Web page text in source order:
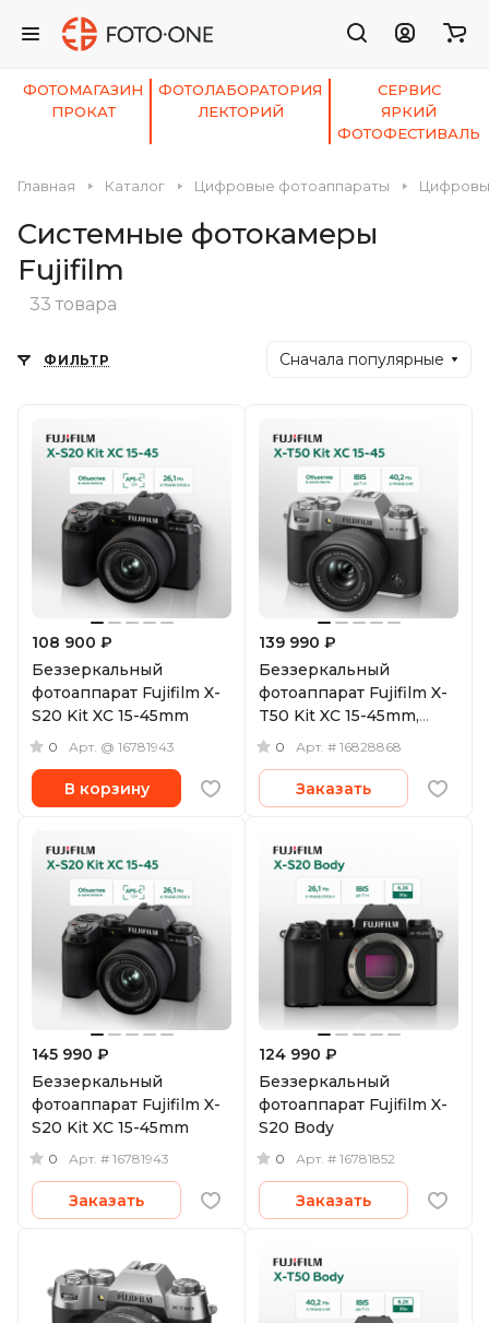
ФОТОМАГАЗИН ФОТОЛАБОРАТОРИЯ
СЕРВИС
ПРОКАТ
ЛЕКТОРИЙ
ЯРКИЙ
ФОТОФЕСТИВАЛЬ
Главная Каталог Цифровые фотоаппараты
Системные фотокамеры
Fujifilm
33 товара
ФИЛЬТР Сначала популярные
108 900 ₽
Беззеркальный
фотоаппарат Fujifilm X-
S20 Kit XC 15-45mm
0 Арт. @ 16781943
В корзину
139 990 ₽
Беззеркальный
фотоаппарат Fujifilm X-
T50 Kit XC 15-45mm,
серебристый
0 Арт. # 16828868
Заказать
145 990 ₽
Беззеркальный
фотоаппарат Fujifilm X-
S20 Kit XC 15-45mm
0 Арт. # 16781943
Заказать
124 990 ₽
Беззеркальный
фотоаппарат Fujifilm X-
S20 Body
0 Арт. # 16781852
Заказать